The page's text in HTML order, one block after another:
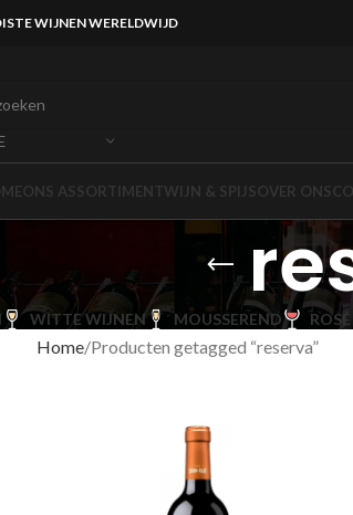
WIJNEN WERELDWIJD
ONS ASSORTIMENTWIJN & SPIJSOVER ONS
WITTE WIJNEN MOUSSEREND ROSÉ
Home Producten getagged “reserva”